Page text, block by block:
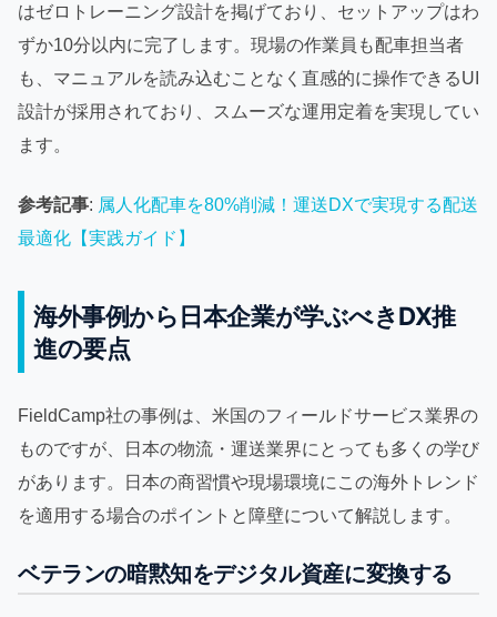
はゼロトレーニング設計を掲げており、セットアップはわ
ずか10分以内に完了します。現場の作業員も配車担当者
も、マニュアルを読み込むことなく直感的に操作できるUI
設計が採用されており、スムーズな運用定着を実現してい
ます。
参考記事: 属人化配車を80%削減！運送DXで実現する配送
最適化【実践ガイド】
海外事例から日本企業が学ぶべきDX推
進の要点
FieldCamp社の事例は、米国のフィールドサービス業界の
ものですが、日本の物流・運送業界にとっても多くの学び
があります。日本の商習慣や現場環境にこの海外トレンド
を適用する場合のポイントと障壁について解説します。
ベテランの暗黙知をデジタル資産に変換する